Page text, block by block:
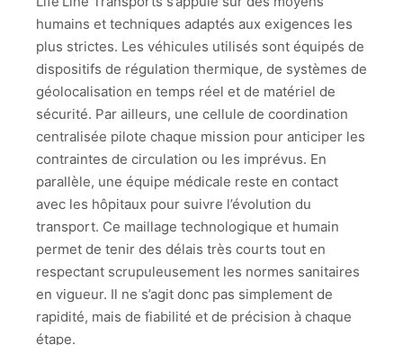
humains et techniques adaptés aux exigences les
plus strictes. Les véhicules utilisés sont équipés de
dispositifs de régulation thermique, de systèmes de
géolocalisation en temps réel et de matériel de
sécurité. Par ailleurs, une cellule de coordination
centralisée pilote chaque mission pour anticiper les
contraintes de circulation ou les imprévus. En
parallèle, une équipe médicale reste en contact
avec les hôpitaux pour suivre l’évolution du
transport. Ce maillage technologique et humain
permet de tenir des délais très courts tout en
respectant scrupuleusement les normes sanitaires
en vigueur. Il ne s’agit donc pas simplement de
rapidité, mais de fiabilité et de précision à chaque
étape.